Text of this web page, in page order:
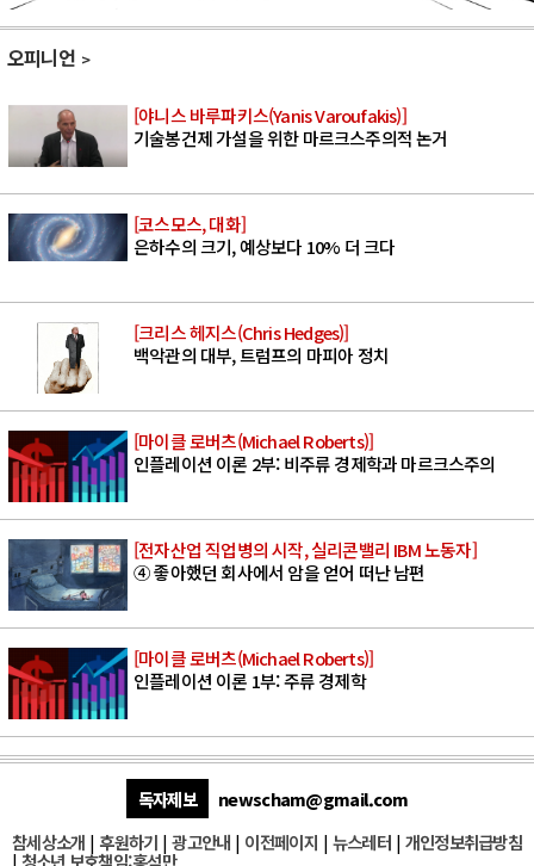
오피니언
[야니스 바루파키스(Yanis Varoufakis)]
기술봉건제 가설을 위한 마르크스주의적 논거
[코스모스, 대화]
은하수의 크기, 예상보다 10% 더 크다
[크리스 헤지스(Chris Hedges)]
백악관의 대부, 트럼프의 마피아 정치
[마이클 로버츠(Michael Roberts)]
인플레이션 이론 2부: 비주류 경제학과 마르크스주의
[전자산업 직업병의 시작, 실리콘밸리 IBM 노동자]
④ 좋아했던 회사에서 암을 얻어 떠난 남편
[마이클 로버츠(Michael Roberts)]
인플레이션 이론 1부: 주류 경제학
독자제보
newscham@gmail.com
참세상소개 | 후원하기 |광고안내 | 이전페이지 | 뉴스레터| 개인정보취급방침